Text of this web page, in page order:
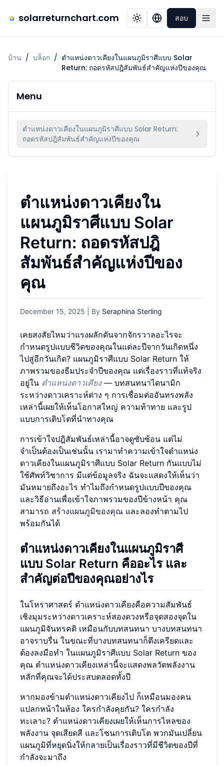
solarreturnchart.com สอบ
บ้าน / บล็อก / ตำแหน่งดาวเคียงในแผนภูมิราศีแบบ Solar
Return: ถอดรหัสปฎิสัมพันธ์สำคัญแห่งปีของคุณ
Menu
ตำแหน่งดาวเคียงในแผนภูมิราศีแบบ Solar Return:
ถอดรหัสปฎิสัมพันธ์สำคัญแห่งปีของคุณ
ตำแหน่งดาวเคียงใน
แผนภูมิราศีแบบ Solar
Return: ถอดรหัสปฎิ
สัมพันธ์สำคัญแห่งปีของ
คุณ
December 15, 2025 | By Seraphina Sterling
เคยสงสัยไหมว่าแรงผลักดันจากจักรวาลอะไรจะ
กำหนดรูปแบบชีวิตของคุณในแต่ละปีจากวันเกิดหนึ่ง
ไปสู่อีกวันเกิด? แผนภูมิราศีแบบ Solar Return ให้
ภาพรวมของธีมประจำปีของคุณ แต่เรื่องราวที่แท้จริง
อยู่ใน ตำแหน่งดาวเคียง— บทสนทนาไดนามิก
ระหว่างดาวเคราะห์ต่าง ๆ การเชื่อมต่ออันทรงพลัง
เหล่านี้เผยให้เห็นโอกาสใหญ่ ความท้าทาย และรูป
แบบการเติบโตที่นำทางคุณ
การเข้าใจปฎิสัมพันธ์เหล่านี้อาจดูซับซ้อน แต่ไม่
จำเป็นต้องเป็นเช่นนั้น เรามาทำความเข้าใจตำแหน่ง
ดาวเคียงในแผนภูมิราศีแบบ Solar Return กันแบบไม่
ใช้ศัพท์วิชาการ มีแต่ข้อมูลจริง ฉันจะแสดงให้เห็นว่า
มันหมายถึงอะไร ทำไมถึงกำหนดรูปแบบปีของคุณ
และวิธีอ่านเพื่อเข้าใจภาพรวมของปีข้างหน้า คุณ
สามารถ สร้างแผนภูมิของคุณ และลองทำตามไป
พร้อมกันได้
ตำแหน่งดาวเคียงในแผนภูมิราศี
แบบ Solar Return คืออะไร และ
สำคัญต่อปีของคุณอย่างไร
ในโหราศาสตร์ ตำแหน่งดาวเคียงคือความสัมพันธ์
เชิงมุมระหว่างดาวเคราะห์สองดวงหรือจุดสองจุดใน
แผนภูมิจันทรคติ เหมือนกับบทสนทนา บางบทสนทนา
อาจราบรื่น ในขณะที่บางบทสนทนาก็ตึงเครียดและ
ต้องลงมือทำ ในแผนภูมิราศีแบบ Solar Return ของ
คุณ ตำแหน่งดาวเคียงเหล่านี้จะแสดงพลวัตพลังงาน
หลักที่คุณจะได้ประสบตลอดทั้งปี
หากมองข้ามตำแหน่งดาวเคียงไป ก็เหมือนมองคน
แปลกหน้าในห้อง ใครกำลังคุยกัน? ใครกำลัง
ทะเลาะ? ตำแหน่งดาวเคียงเผยให้เห็นการไหลของ
พลังงาน จุดเสียดสี และโซนการเติบโต พวกมันเปลี่ยน
แผนภูมิที่หยุดนิ่งให้กลายเป็นเรื่องราวที่มีชีวิตของปีที่
กำลังจะมาถึง